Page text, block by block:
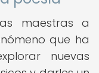
maestras a
que ha
nuevas